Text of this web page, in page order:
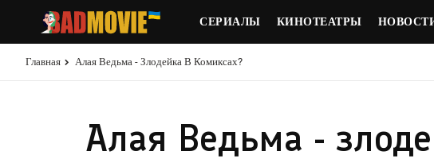
СЕРИАЛЫ КИНОТЕАТРЫ
Главная Алая Ведьма - Злодейка В Комиксах?
Алая Ведьма -